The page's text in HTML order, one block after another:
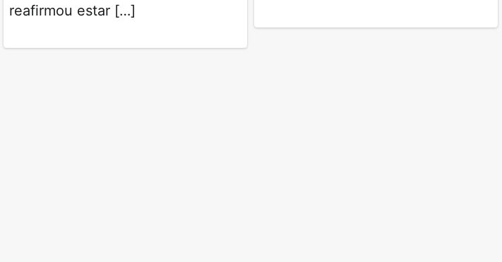
reafirmou estar […]